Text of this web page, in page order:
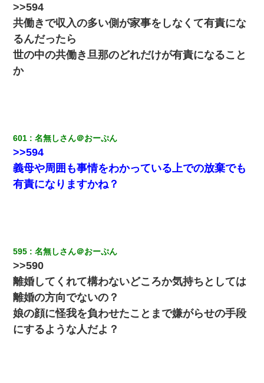
【報告者がキチ】嫁「妊娠した」俺『それじゃあ皆に祝ってもら
おう』友人達を家に連れ帰ってホームパーティー→俺『皆に祝え
てもらえて良かったな！』→
今日夫の実家に泊ったんだけど、朝起きたら股間がなんかモッコ
リしてた
彼にプロポーズされたんだけど、実は資産家だと知って婚約破棄
した。B子「A男くんと別れたって本当？私が付き合ってもい
い？」
彼氏家「うちは墨入れるのが伝統だから。お前も彫れ」 → 結果…
私が遺産を相続。→それを知った義両親が「旅行代金を出せ！」
「リフォーム費用を負担しろ！」「金の管理は私達がする！」と
浅ましくも集りにきた。
>>594
共働きで収入の多い側が家事をしなくて有責にな
るんだったら
世の中の共働き旦那のどれだけが有責になること
か
601 名無しさん＠おーぷん
>>594
義母や周囲も事情をわかっている上での放棄でも
有責になりますかね？
595 名無しさん＠おーぷん
>>590
離婚してくれて構わないどころか気持ちとしては
離婚の方向でないの？
娘の顔に怪我を負わせたことまで嫌がらせの手段
にするような人だよ？